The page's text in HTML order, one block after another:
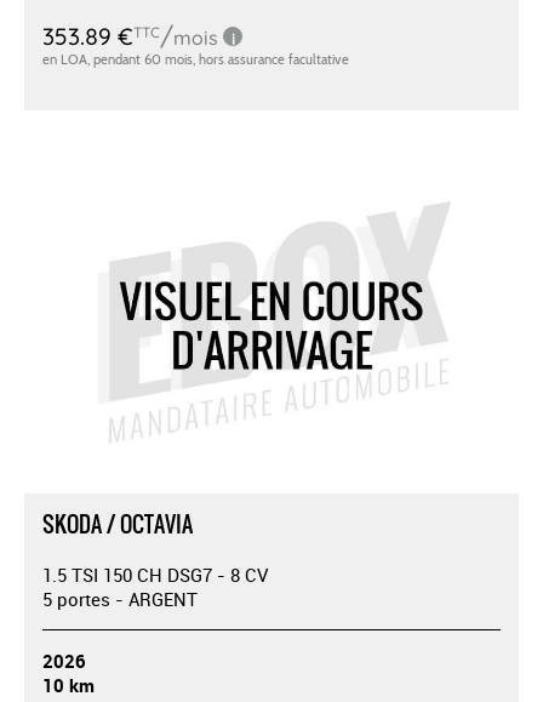
SKODA / OCTAVIA
1.5 TSI 150 CH DSG7 - 8 CV
5 portes - ARGENT
2026
10 km